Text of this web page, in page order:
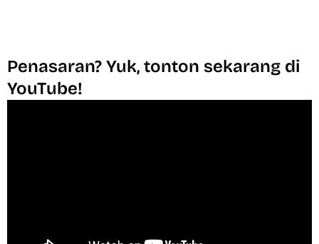
Penasaran? Yuk, tonton sekarang di
YouTube!